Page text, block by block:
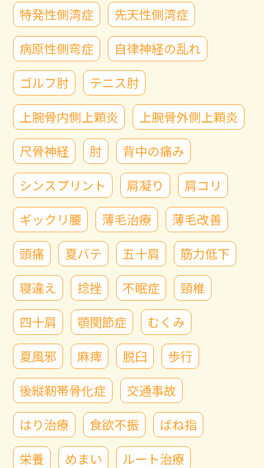
特発性側湾症
先天性側湾症
病原性側弯症
自律神経の乱れ
ゴルフ肘
テニス肘
上腕骨内側上顆炎
上腕骨外側上顆炎
尺骨神経
肘
背中の痛み
シンスプリント
肩凝り
肩コリ
ギックリ腰
薄毛治療
薄毛改善
頭痛
夏バテ 五十肩
筋力低下
寝違え
捻挫 不眠症
頸椎
四十肩
顎関節症
むくみ
夏風邪
麻痺 脱臼
歩行
後縦靭帯骨化症
交通事故
はり治療
食欲不振
ばね指
栄養
めまい
ルート治療